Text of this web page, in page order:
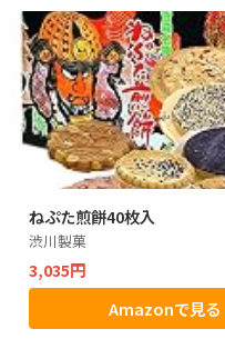
ねぷた煎餅40枚入
渋川製菓
3,035円
Amazonで見る